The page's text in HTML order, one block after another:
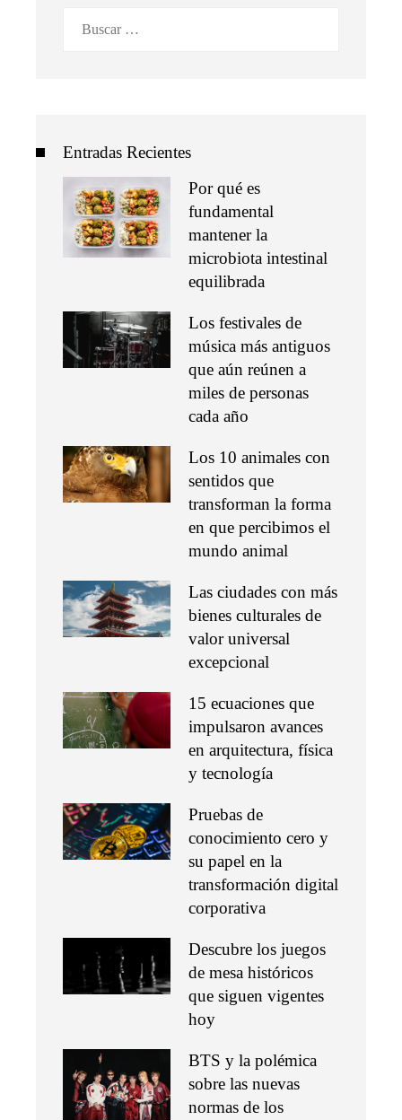
Entradas Recientes
Por qué es
fundamental
mantener la
microbiota intestinal
equilibrada
Los festivales de
música más antiguos
que aún reúnen a
miles de personas
cada año
Los 10 animales con
sentidos que
transforman la forma
en que percibimos el
mundo animal
Las ciudades con más
bienes culturales de
valor universal
excepcional
15 ecuaciones que
impulsaron avances
en arquitectura, física
y tecnología
Pruebas de
conocimiento cero y
su papel en la
transformación digital
corporativa
Descubre los juegos
de mesa históricos
que siguen vigentes
hoy
BTS y la polémica
sobre las nuevas
normas de los